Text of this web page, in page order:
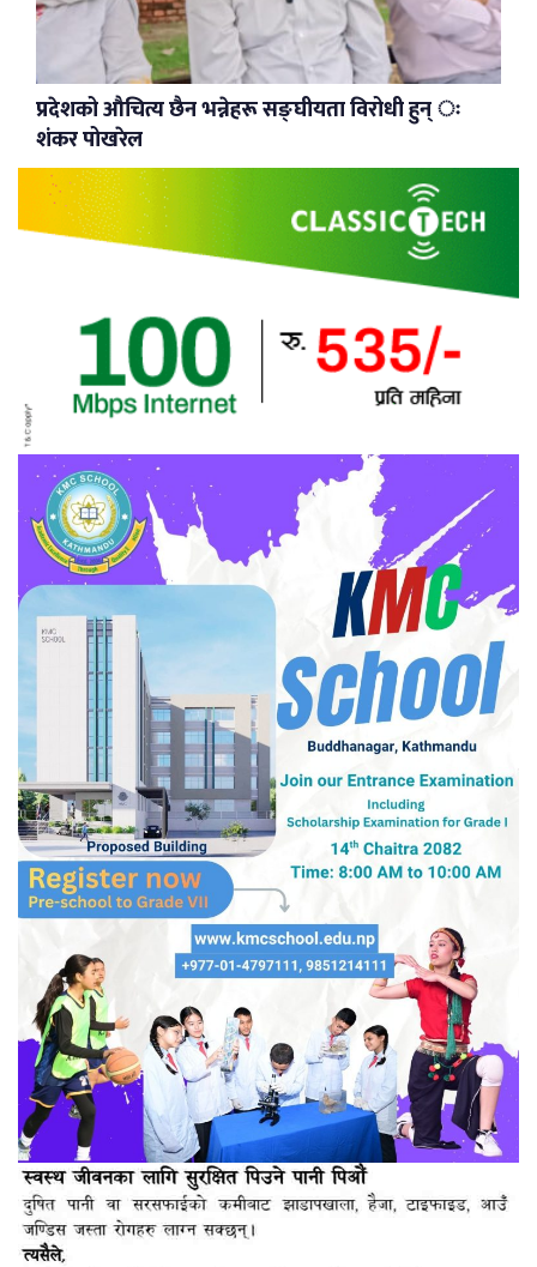
प्रदेशको औचित्य छैन भन्नेहरू सङ्घीयता विरोधी हुन् ः
शंकर पोखरेल